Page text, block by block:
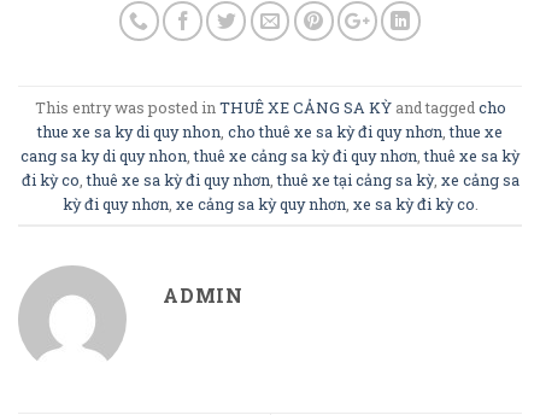
This entry was posted in THUÊ XE CẢNG SA KỲand tagged cho
thue xe sa ky di quy nhon cho thuê xe sa kỳ đi quy nhơn ,thue xe
cang sa ky di quy nhon ,thuê xe cảng sa kỳ đi quy nhơn ,thuê xe sa kỳ
đi kỳ co ,thuê xe sa kỳ đi quy nhơn ,thuê xe tại cảng sa kỳ, xe cảng sa
kỳ đi quy nhơn xe cảng sa kỳ quy nhơn xe sa kỳ đi kỳ co
ADMIN